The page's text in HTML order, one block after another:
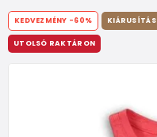
KEDVEZMÉNY -60% KIÁRUSÍTÁS
UTOLSÓ RAKTÁRON